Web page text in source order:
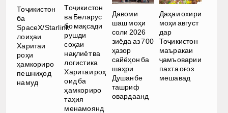
Тоҷикистон
ба
SpaceX/Starlink
лоиҳаи
Харитаи
роҳи
ҳамкориро
пешниҳод
намуд
Тоҷикистон
ва Беларус
бо мақсади
рушди
соҳаи
нақлиёт ва
логистика
Харитаи роҳ
оид ба
ҳамкориро
таҳия
менамоянд
Давоми
шаш моҳи
соли 2026
зиёда аз 700
ҳазор
сайёҳон ба
шаҳри
Душанбе
ташриф
овардаанд
Даҳаи охири
моҳи август
дар
Тоҷикистон
маъракаи
ҷамъоварии
пахта оғоз
мешавад